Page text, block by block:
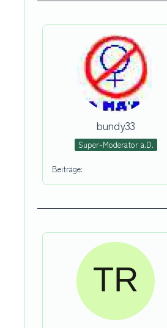
bundy33
Super-Moderator a.D.
Beiträge